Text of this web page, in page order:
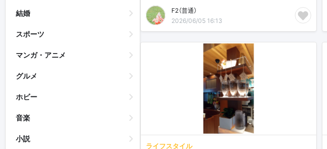
結婚
スポーツ
マンガ・アニメ
グルメ
ホビー
音楽
小説
F2（普通）
2026/06/05 16:13
ライフスタイル